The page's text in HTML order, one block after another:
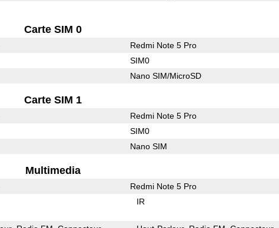
Carte SIM 0
Redmi Note 5 Pro
SIM0
Nano SIM/MicroSD
Carte SIM 1
Redmi Note 5 Pro
SIM0
Nano SIM
Multimedia
Redmi Note 5 Pro
IR